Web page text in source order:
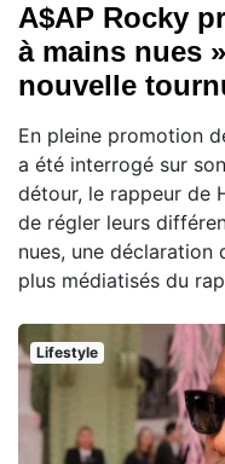
A$AP Rocky
à mains nues
nouvelle
En pleine promotion
a été interrogé sur
détour, le rappeur de
de régler leurs
nues, une déclaration
plus médiatisés du
Lifestyle